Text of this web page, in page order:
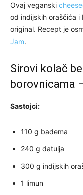
Ovaj veganski
od indijskih oraščića
original. Recept je
Jam.
Sirovi kolač
borovnicama
Sastojci:
110 g badema
240 g datulja
300 g indijskih
1 limun